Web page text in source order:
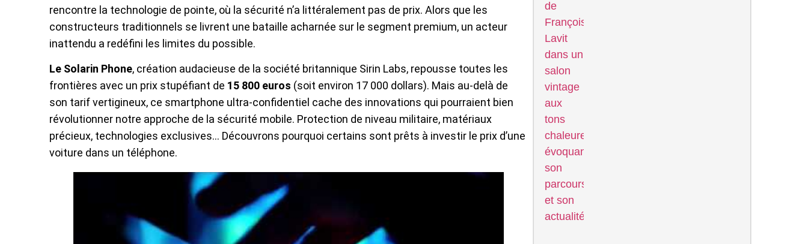
rencontre la technologie de pointe, où la sécurité n’a littéralement pas de prix. Alors que les
constructeurs traditionnels se livrent une bataille acharnée sur le segment premium, un acteur
inattendu a redéfini les limites du possible.
Le Solarin Phone, création audacieuse de la société britannique Sirin Labs, repousse toutes les
frontières avec un prix stupéfiant de 15 800 euros (soit environ 17 000 dollars). Mais au-delà de
son tarif vertigineux, ce smartphone ultra-confidentiel cache des innovations qui pourraient bien
révolutionner notre approche de la sécurité mobile. Protection de niveau militaire, matériaux
précieux, technologies exclusives… Découvrons pourquoi certains sont prêts à investir le prix d’une
voiture dans un téléphone.